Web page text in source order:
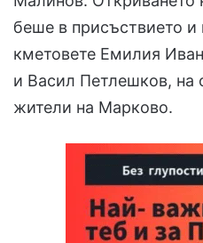
беше в присъствието и
кметовете Емилия
и Васил Петлешков, на
жители на Марково.